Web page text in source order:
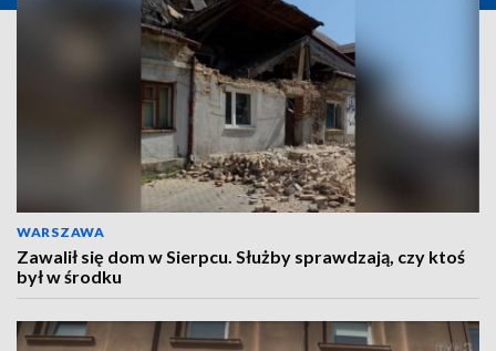
WARSZAWA
Zawalił się dom w Sierpcu. Służby sprawdzają, czy ktoś
był w środku